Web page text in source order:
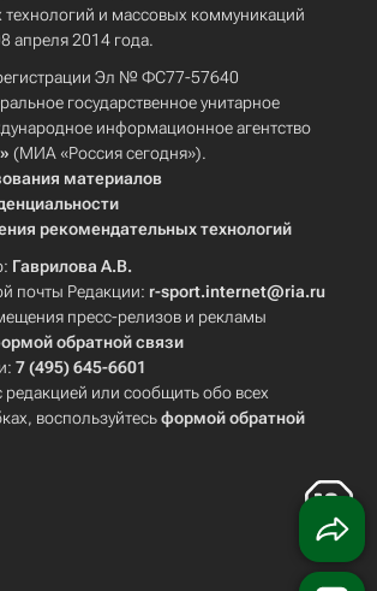
и массовых коммуникаций
апреля 2014 года.
Эл № ФС77-57640
государственное унитарное
информационное агентство
(МИА «Россия сегодня»).
материалов
рекомендательных технологий
Гаврилова А.В.
почты Редакции: r-sport.internet@ria.ru
пресс-релизов и рекламы
обратной связи
7 (495) 645-6601
редакцией или сообщить обо всех
воспользуйтесьформой обратной